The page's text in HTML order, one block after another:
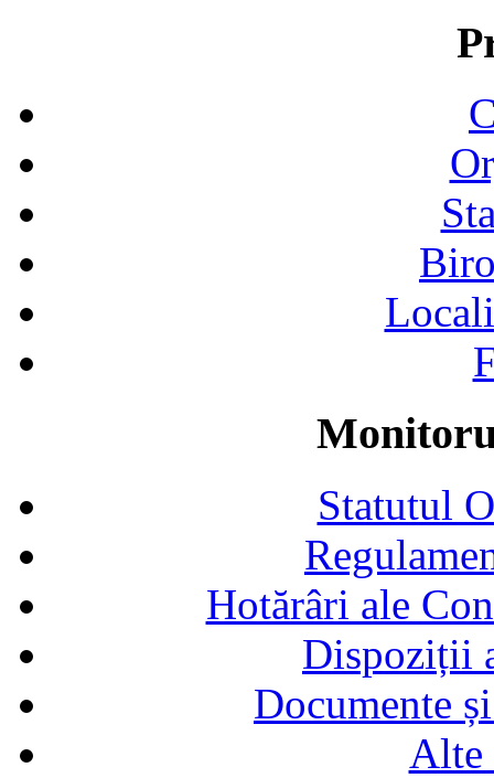
Statutul
Hotărâri ale
Dispoziții
Documente
Alte